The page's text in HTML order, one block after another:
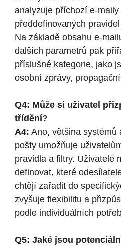
analyzuje příchozí e-
předdefinovaných
Na základě obsahu e-
dalších parametrů pak
příslušné kategorie, jako
osobní zprávy,
Q4: Může si uživatel
třídění?
A4: Ano, většina systémů
pošty umožňuje
pravidla a filtry. Uživatelé
definovat, které
chtějí zařadit do
zvyšuje flexibilitu a
podle individuálních
Q5: Jaké jsou